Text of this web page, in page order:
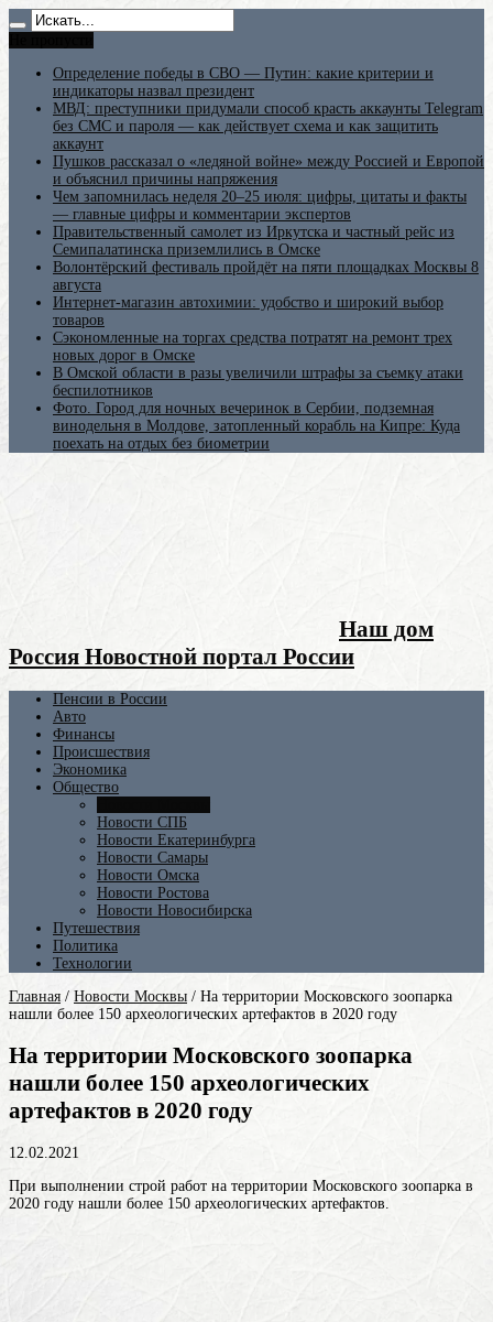
Определение победы в СВО — Путин: какие критерии и
индикаторы назвал президент
МВД: преступники придумали способ красть аккаунты Telegram
без СМС и пароля — как действует схема и как защитить
аккаунт
Пушков рассказал о «ледяной войне» между Россией и Европой
и объяснил причины напряжения
Чем запомнилась неделя 20–25 июля: цифры, цитаты и факты
— главные цифры и комментарии экспертов
Правительственный самолет из Иркутска и частный рейс из
Семипалатинска приземлились в Омске
Волонтёрский фестиваль пройдёт на пяти площадках Москвы 8
августа
Интернет-магазин автохимии: удобство и широкий выбор
товаров
Сэкономленные на торгах средства потратят на ремонт трех
новых дорог в Омске
В Омской области в разы увеличили штрафы за съемку атаки
беспилотников
Фото. Город для ночных вечеринок в Сербии, подземная
винодельня в Молдове, затопленный корабль на Кипре: Куда
поехать на отдых без биометрии
Наш дом
Россия Новостной портал России
Пенсии в России
Авто
Финансы
Происшествия
Экономика
Общество
Новости СПБ
Новости Екатеринбурга
Новости Самары
Новости Омска
Новости Ростова
Новости Новосибирска
Путешествия
Политика
Технологии
Главная / Новости Москвы / На территории Московского зоопарка
нашли более 150 археологических артефактов в 2020 году
На территории Московского зоопарка
нашли более 150 археологических
артефактов в 2020 году
12.02.2021
При выполнении строй работ на территории Московского зоопарка в
2020 году нашли более 150 археологических артефактов.